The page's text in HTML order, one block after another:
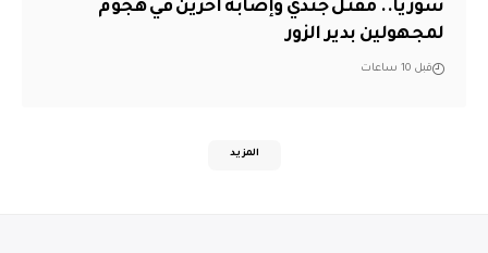
سوريا.. مقتل جندي وإصابة آخرين في هجوم
لمجهولين بدير الزور
قبل 10 ساعات
المزيد